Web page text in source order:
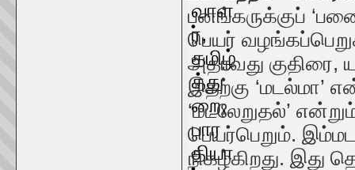
பனங்கருக்குப்
பெயர்
அதாவது
இதற்கு ‘மடல்மா’
‘மடலேறுதல்’
பெயர்பெறும்.
நிகழ்கிறது. இது